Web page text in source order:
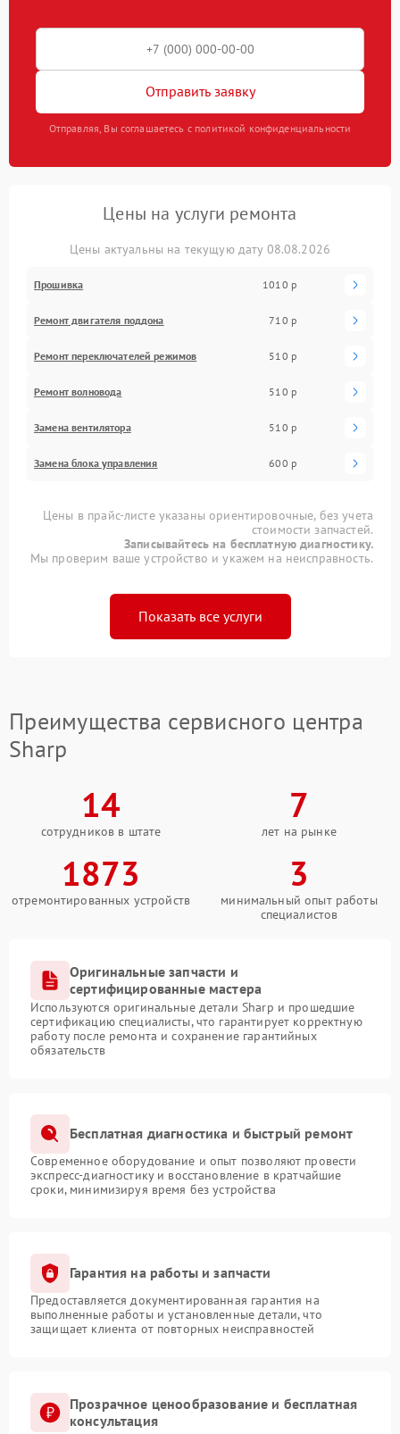
Отправить заявку
Отправляя, Вы соглашаетесь с политикой конфиденциальности
Цены на услуги ремонта
Цены актуальны на текущую дату 08.08.2026
Прошивка 1010 р
Ремонт двигателя поддона 710 р
Ремонт переключателей режимов 510 р
Ремонт волновода 510 р
Замена вентилятора 510 р
Замена блока управления 600 р
Цены в прайс-листе указаны ориентировочные, без учета
стоимости запчастей.
Записывайтесь на бесплатную диагностику.
Мы проверим ваше устройство и укажем на неисправность.
Показать все услуги
Преимущества сервисного центра
Sharp
14
сотрудников в штате
7
лет на рынке
1873
отремонтированных устройств
3
минимальный опыт работы
специалистов
Оригинальные запчасти и
сертифицированные мастера
Используются оригинальные детали Sharp и прошедшие
сертификацию специалисты, что гарантирует корректную
работу после ремонта и сохранение гарантийных
обязательств
Бесплатная диагностика и быстрый ремонт
Современное оборудование и опыт позволяют провести
экспресс-диагностику и восстановление в кратчайшие
сроки, минимизируя время без устройства
Гарантия на работы и запчасти
Предоставляется документированная гарантия на
выполненные работы и установленные детали, что
защищает клиента от повторных неисправностей
Прозрачное ценообразование и бесплатная
консультация